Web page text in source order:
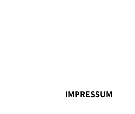
IMPRESSUM